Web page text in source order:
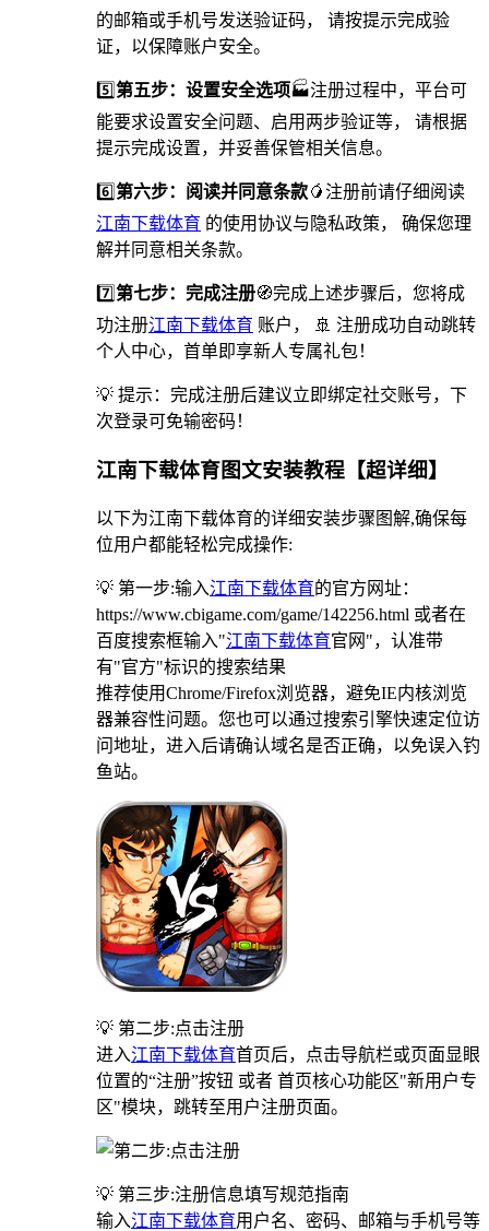
的邮箱或手机号发送验证码， 请按提示完成验
证，以保障账户安全。
5️⃣第五步：设置安全选项🏭️注册过程中，平台可
能要求设置安全问题、启用两步验证等， 请根据
提示完成设置，并妥善保管相关信息。
6️⃣第六步：阅读并同意条款🥭注册前请仔细阅读
江南下载体育 的使用协议与隐私政策， 确保您理
解并同意相关条款。
7️⃣第七步：完成注册🧭完成上述步骤后，您将成
功注册江南下载体育 账户， 🚢 注册成功自动跳转
个人中心，首单即享新人专属礼包！
💡 提示：完成注册后建议立即绑定社交账号，下
次登录可免输密码！
江南下载体育图文安装教程【超详细】
以下为江南下载体育的详细安装步骤图解,确保每
位用户都能轻松完成操作:
💡 第一步:输入江南下载体育的官方网址：
https://www.cbigame.com/game/142256.html 或者在
百度搜索框输入"江南下载体育官网"，认准带
有"官方"标识的搜索结果
推荐使用Chrome/Firefox浏览器，避免IE内核浏览
器兼容性问题。您也可以通过搜索引擎快速定位访
问地址，进入后请确认域名是否正确，以免误入钓
鱼站。
💡 第二步:点击注册
进入江南下载体育首页后，点击导航栏或页面显眼
位置的“注册”按钮 或者 首页核心功能区"新用户专
区"模块，跳转至用户注册页面。
💡 第三步:注册信息填写规范指南
输入江南下载体育用户名、密码、邮箱与手机号等